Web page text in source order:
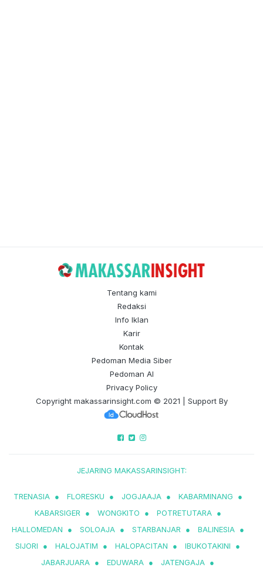
Tentang kami
Redaksi
Info Iklan
Karir
Kontak
Pedoman Media Siber
Pedoman AI
Privacy Policy
Copyright makassarinsight.com © 2021 | Support By
JEJARING MAKASSARINSIGHT:
TRENASIA ● FLORESKU ● JOGJAAJA ● KABARMINANG
●
KABARSIGER
● WONGKITO ● POTRETUTARA ●
HALLOMEDAN
● SOLOAJA ● STARBANJAR ● BALINESIA ●
SIJORI
● HALOJATIM ● HALOPACITAN ● IBUKOTAKINI
●
JABARJUARA ● EDUWARA ● JATENGAJA ●